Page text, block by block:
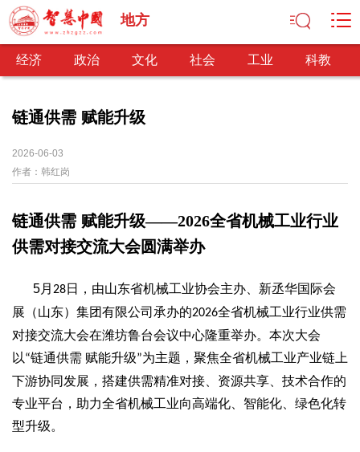
地方
经济 政治 文化 社会 工业 科教
经济
经济观察
政治
深化改革 依法治国 司法公正 民主政治
网文推荐
文化
中华文化 核心价值 文化产业 文化事业
艺术百家
文化观察
智海钩沉
社会
社会治理
链通供需 赋能升级
2026-06-03
作者： 韩红岗
链通供需 赋能升级——2026全省机械工业行业
供需对接交流大会圆满举办
5月 28日，由山东省机械工业协会主办、新丞华国际会
展（山东）集团有限公司承办的2026全省机械工业行业供需
对接交流大会在潍坊鲁台会议中心隆重举办。本次大会
以“链通供需 赋能升级”为主题，聚焦全省机械工业产业链上
下游协同发展，搭建供需精准对接、资源共享、技术合作的
专业平台，助力全省机械工业向高端化、智能化、绿色化转
型升级。